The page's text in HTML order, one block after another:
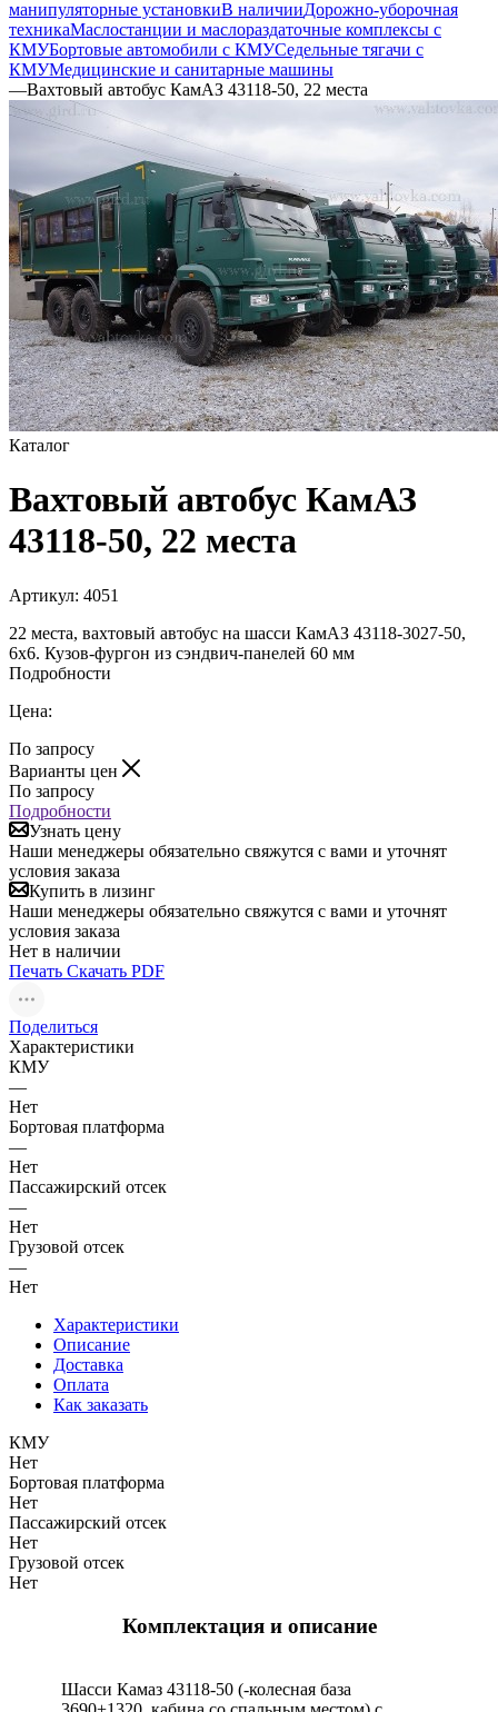
манипуляторные установкиВ наличииДорожно-уборочная
техникаМаслостанции и маслораздаточные комплексы с
КМУБортовые автомобили с КМУСедельные тягачи с
КМУМедицинские и санитарные машины
—Вахтовый автобус КамАЗ 43118-50, 22 места
Каталог
Вахтовый автобус КамАЗ
43118-50, 22 места
Артикул: 4051
22 места, вахтовый автобус на шасси КамАЗ 43118-3027-50,
6х6. Кузов-фургон из сэндвич-панелей 60 мм
Подробности
Цена:
По запросу
Варианты цен
По запросу
Подробности
Узнать цену
Наши менеджеры обязательно свяжутся с вами и уточнят
условия заказа
Купить в лизинг
Наши менеджеры обязательно свяжутся с вами и уточнят
условия заказа
Нет в наличии
Печать Скачать PDF
Поделиться
Характеристики
КМУ
—
Нет
Бортовая платформа
—
Нет
Пассажирский отсек
—
Нет
Грузовой отсек
—
Нет
Характеристики
Описание
Доставка
Оплата
Как заказать
КМУ
Нет
Бортовая платформа
Нет
Пассажирский отсек
Нет
Грузовой отсек
Нет
Комплектация и описание
Шасси Камаз 43118-50 (-колесная база